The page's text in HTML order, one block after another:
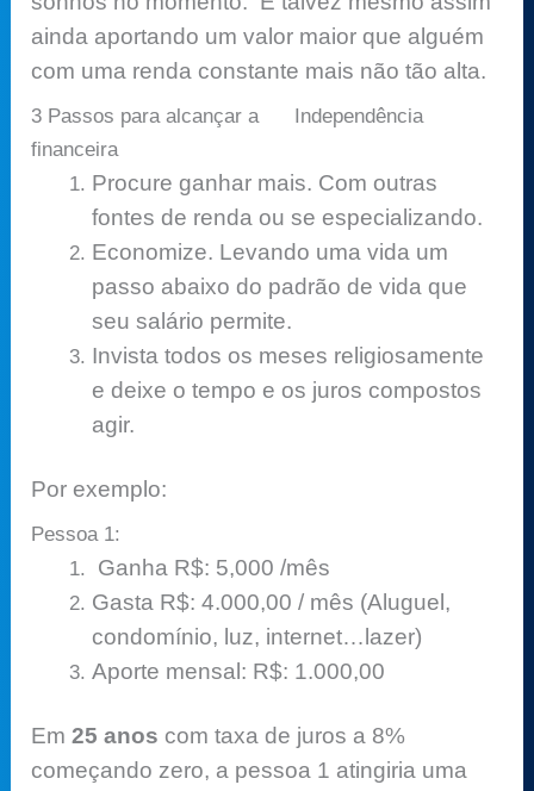
ainda aportando um valor maior que alguém
com uma renda constante mais não tão alta.
3 Passos para alcançar a Independência
financeira
Procure ganhar mais. Com outras
fontes de renda ou se especializando.
Economize. Levando uma vida um
passo abaixo do padrão de vida que
seu salário permite.
Invista todos os meses religiosamente
e deixe o tempo e os juros compostos
agir.
Por exemplo:
Pessoa 1:
Ganha R$: 5,000 /mês
Gasta R$: 4.000,00 / mês (Aluguel,
condomínio, luz, internet…lazer)
Aporte mensal: R$: 1.000,00
Em 25 anos com taxa de juros a 8%
começando zero, a pessoa 1 atingiria uma